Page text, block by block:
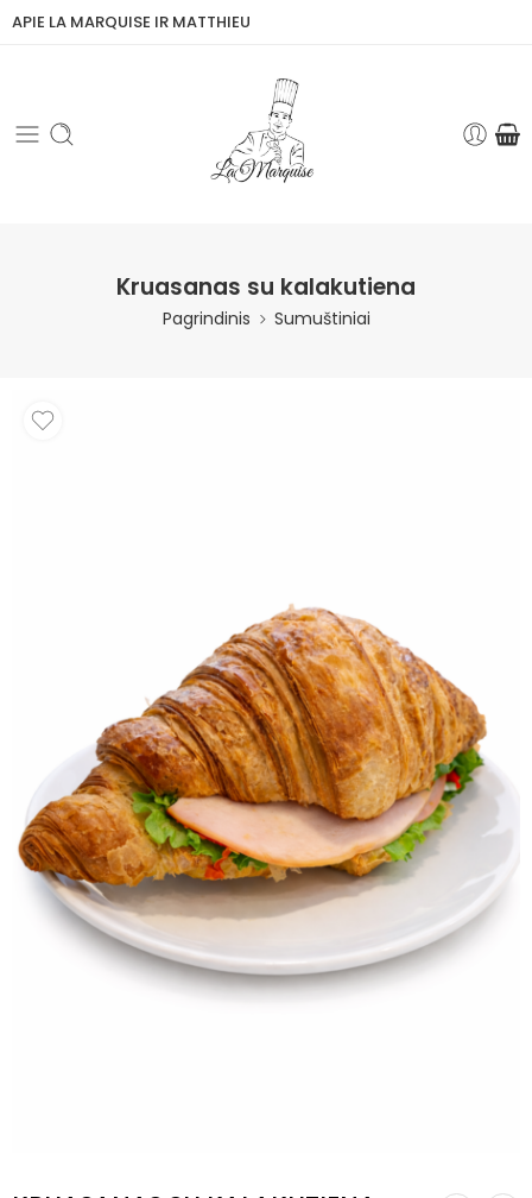
APIE LA MARQUISE IR MATTHIEU
Kruasanas su kalakutiena
Pagrindinis Sumuštiniai